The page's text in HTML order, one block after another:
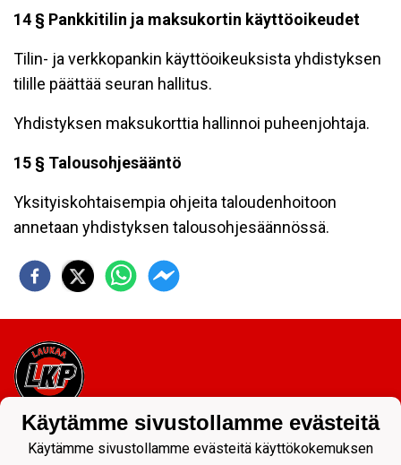
14 § Pankkitilin ja maksukortin käyttöoikeudet
Tilin- ja verkkopankin käyttöoikeuksista yhdistyksen
tilille päättää seuran hallitus.
Yhdistyksen maksukorttia hallinnoi puheenjohtaja.
15 § Talousohjesääntö
Yksityiskohtaisempia ohjeita taloudenhoitoon
annetaan yhdistyksen talousohjesäännössä.
Tietosuojaseloste
Käytämme sivustollamme evästeitä
Käytämme sivustollamme evästeitä käyttökokemuksen